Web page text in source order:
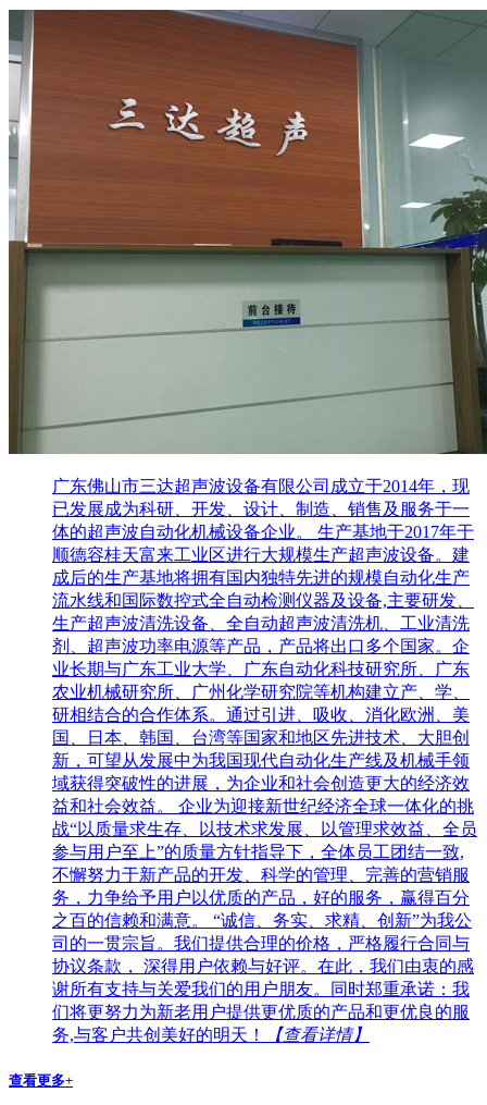
广东佛山市三达超声波设备有限公司成立于2014年，现
已发展成为科研、开发、设计、制造、销售及服务于一
体的超声波自动化机械设备企业。 生产基地于2017年于
顺德容桂天富来工业区进行大规模生产超声波设备。建
成后的生产基地将拥有国内独特先进的规模自动化生产
流水线和国际数控式全自动检测仪器及设备,主要研发、
生产超声波清洗设备、全自动超声波清洗机、工业清洗
剂、超声波功率电源等产品，产品将出口多个国家。企
业长期与广东工业大学、广东自动化科技研究所、广东
农业机械研究所、广州化学研究院等机构建立产、学、
研相结合的合作体系。通过引进、吸收、消化欧洲、美
国、日本、韩国、台湾等国家和地区先进技术、大胆创
新，可望从发展中为我国现代自动化生产线及机械手领
域获得突破性的进展，为企业和社会创造更大的经济效
益和社会效益。 企业为迎接新世纪经济全球一体化的挑
战“以质量求生存、以技术求发展、以管理求效益、全员
参与用户至上”的质量方针指导下，全体员工团结一致,
不懈努力于新产品的开发、科学的管理、完善的营销服
务，力争给予用户以优质的产品，好的服务，赢得百分
之百的信赖和满意。 “诚信、务实、求精、创新”为我公
司的一贯宗旨。我们提供合理的价格，严格履行合同与
协议条款， 深得用户依赖与好评。在此，我们由衷的感
谢所有支持与关爱我们的用户朋友。同时郑重承诺：我
们将更努力为新老用户提供更优质的产品和更优良的服
务,与客户共创美好的明天！
【查看详情】
查看更多+